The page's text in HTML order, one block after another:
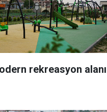
rekreasyon alanı